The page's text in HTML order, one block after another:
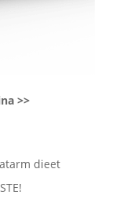
>>
dieet